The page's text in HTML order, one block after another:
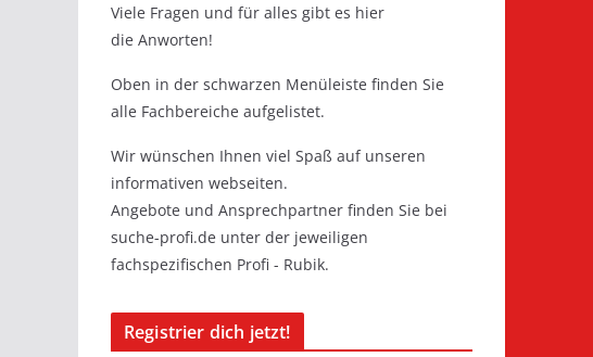
Viele Fragen und für alles gibt es hier
die Anworten!
Oben in der schwarzen Menüleiste finden Sie
alle Fachbereiche aufgelistet.
Wir wünschen Ihnen viel Spaß auf unseren
informativen webseiten.
Angebote und Ansprechpartner finden Sie bei
suche-profi.de unter der jeweiligen
fachspezifischen Profi - Rubik.
Registrier dich jetzt!